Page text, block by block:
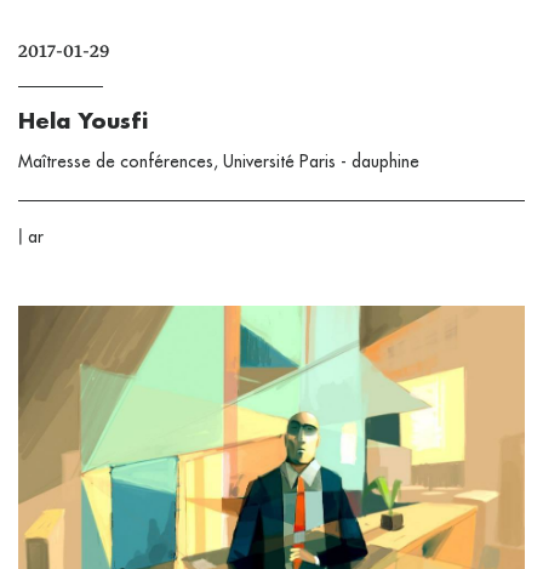
2017-01-29
Hela Yousfi
Maîtresse de conférences, Université Paris - dauphine
| ar